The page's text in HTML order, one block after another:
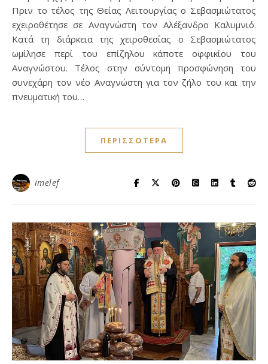
Πριν το τέλος της Θείας Λειτουργίας ο Σεβασμιώτατος
εχειροθέτησε σε Αναγνώστη τον Αλέξανδρο Καλυμνιό.
Κατά τη διάρκεια της χειροθεσίας ο Σεβασμιώτατος
ωμίλησε περί του επίζηλου κάποτε οφφικίου του
Αναγνώστου. Τέλος στην σύντομη προσφώνηση του
συνεχάρη τον νέο Αναγνώστη για τον ζήλο του και την
πνευματική του…
ΠΕΡΙΣΣΌΤΕΡΑ
imelef